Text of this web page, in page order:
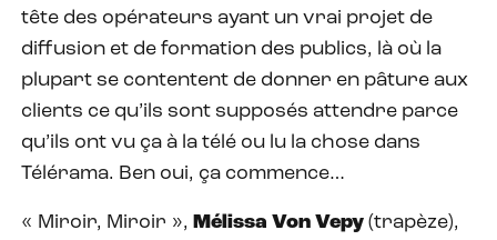
tête des opérateurs ayant un vrai projet de
diffusion et de formation des publics, là où la
plupart se contentent de donner en pâture aux
clients ce qu’ils sont supposés attendre parce
qu’ils ont vu ça à la télé ou lu la chose dans
Télérama. Ben oui, ça commence…
« Miroir, Miroir », Mélissa Von Vepy (trapèze),